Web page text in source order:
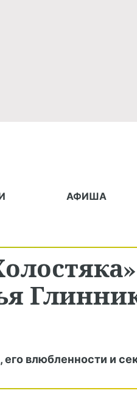
АФИША
влюбленности и